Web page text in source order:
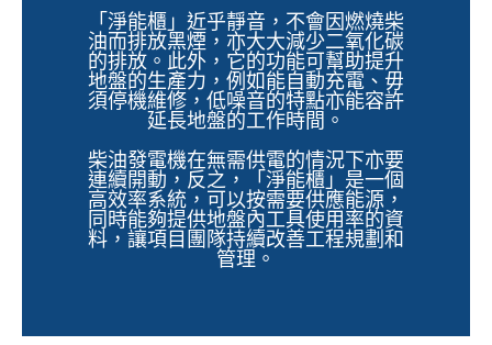
「淨能櫃」近乎靜音，不會因燃燒柴
油而排放黑煙，亦大大減少二氧化碳
的排放。此外，它的功能可幫助提升
地盤的生產力，例如能自動充電、毋
須停機維修，低噪音的特點亦能容許
延長地盤的工作時間。
柴油發電機在無需供電的情況下亦要
連續開動，反之，「淨能櫃」是一個
高效率系統，可以按需要供應能源，
同時能夠提供地盤內工具使用率的資
料，讓項目團隊持續改善工程規劃和
管理。